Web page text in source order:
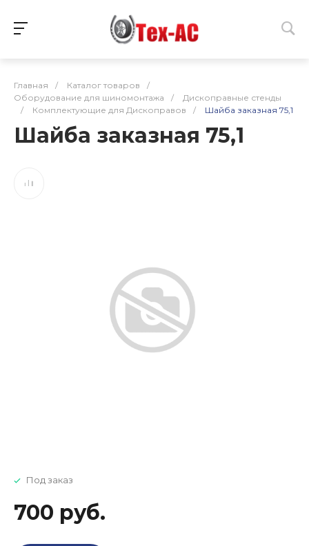
Главная / Каталог товаров
/
Оборудование для шиномонтажа
/
Дископравные стенды
/
Комплектующие для Дископравов / Шайба заказная 75,1
Шайба заказная 75,1
Под заказ
700 руб.